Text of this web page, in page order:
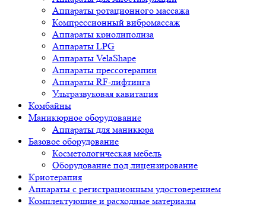
Аппараты ротационного массажа
Компрессионный вибромассаж
Аппараты криолиполиза
Аппараты LPG
Аппараты VelaShape
Аппараты прессотерапии
Аппараты RF-лифтинга
Ультразвуковая кавитация
Комбайны
Маникюрное оборудование
Аппараты для маникюра
Базовое оборудование
Косметологическая мебель
Оборудование под лицензирование
Криотерапия
Аппараты c регистрационным удостоверением
Комплектующие и расходные материалы